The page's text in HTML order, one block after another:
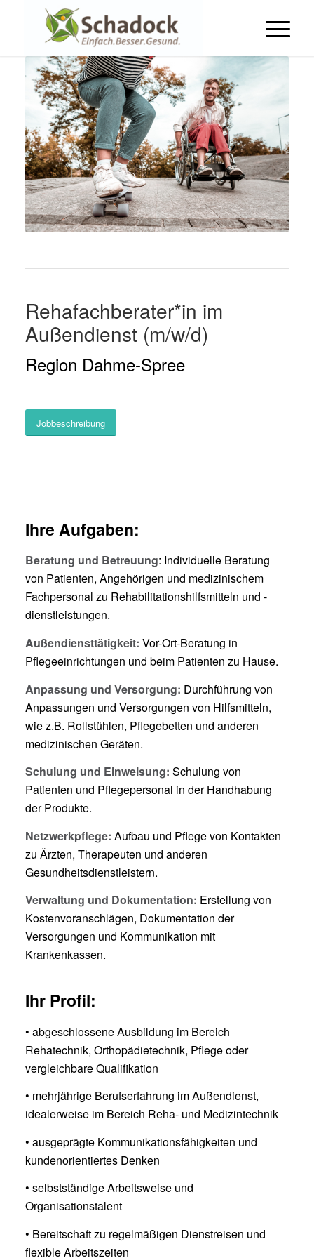
Rehafachberater*in im
Außendienst (m/w/d)
Region Dahme-Spree
Jobbeschreibung
Ihre Aufgaben:
Beratung und Betreuung: Individuelle Beratung
von Patienten, Angehörigen und medizinischem
Fachpersonal zu Rehabilitationshilfsmitteln und -
dienstleistungen.
Außendiensttätigkeit: Vor-Ort-Beratung in
Pflegeeinrichtungen und beim Patienten zu Hause.
Anpassung und Versorgung: Durchführung von
Anpassungen und Versorgungen von Hilfsmitteln,
wie z.B. Rollstühlen, Pflegebetten und anderen
medizinischen Geräten.
Schulung und Einweisung: Schulung von
Patienten und Pflegepersonal in der Handhabung
der Produkte.
Netzwerkpflege: Aufbau und Pflege von Kontakten
zu Ärzten, Therapeuten und anderen
Gesundheitsdienstleistern.
Verwaltung und Dokumentation: Erstellung von
Kostenvoranschlägen, Dokumentation der
Versorgungen und Kommunikation mit
Krankenkassen.
Ihr Profil:
• abgeschlossene Ausbildung im Bereich
Rehatechnik, Orthopädietechnik, Pflege oder
vergleichbare Qualifikation
• mehrjährige Berufserfahrung im Außendienst,
idealerweise im Bereich Reha- und Medizintechnik
• ausgeprägte Kommunikationsfähigkeiten und
kundenorientiertes Denken
• selbstständige Arbeitsweise und
Organisationstalent
• Bereitschaft zu regelmäßigen Dienstreisen und
flexible Arbeitszeiten